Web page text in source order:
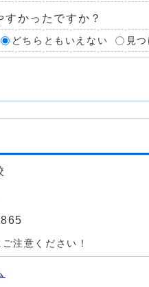
かったですか？
どちらともいえない 見
注意ください！